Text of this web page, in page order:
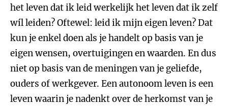
het leven dat ik leid werkelijk het leven dat ik zelf
wíl leiden? Oftewel: leid ik mijn eigen leven? Dat
kun je enkel doen als je handelt op basis van je
eigen wensen, overtuigingen en waarden. En dus
niet op basis van de meningen van je geliefde,
ouders of werkgever. Een autonoom leven is een
leven waarin je nadenkt over de herkomst van je